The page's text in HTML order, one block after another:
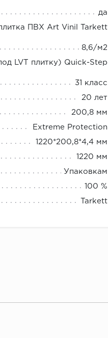
да
ПВХ Art Vinil Tarkett
8,6/м2
LVT плитку) Quick-Step
31 класс
20 лет
200,8 мм
Extreme Protection
1220*200,8*4,4 мм
1220 мм
Упаковкам
100 %
Tarkett
Есть образцы в офисе.